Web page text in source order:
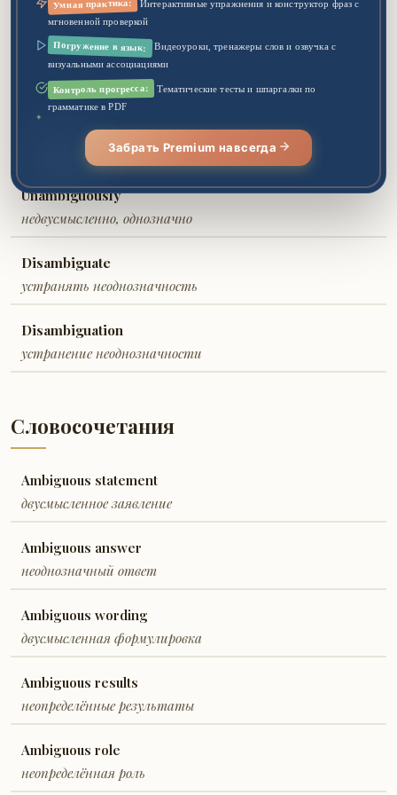
✦
Умная практика:
Интерактивные упражнения и конструктор фраз с
мгновенной проверкой
Погружение в язык:
Видеоуроки, тренажеры слов и озвучка с
визуальными ассоциациями
Контроль прогресса:
Тематические тесты и шпаргалки по
грамматике в PDF
Забрать Premium навсегда
двусмысленность, неопределённость
Unambiguous
недвусмысленный, однозначный
Ambiguously
двусмысленно, неоднозначно
Unambiguously
недвусмысленно, однозначно
Disambiguate
устранять неоднозначность
Disambiguation
устранение неоднозначности
Словосочетания
Ambiguous statement
двусмысленное заявление
Ambiguous answer
неоднозначный ответ
Ambiguous wording
двусмысленная формулировка
Ambiguous results
неопределённые результаты
Ambiguous role
неопределённая роль